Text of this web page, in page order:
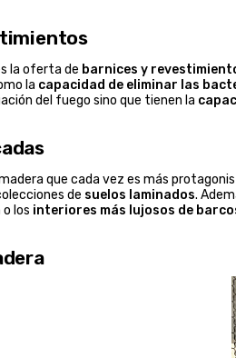
la oferta de barnices y
la capacidad de eliminar las
del fuego sino que tienen la
que cada vez es más
de suelos laminados.
los interiores más lujosos de